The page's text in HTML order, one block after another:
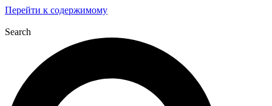
Перейти к содержимому
Search